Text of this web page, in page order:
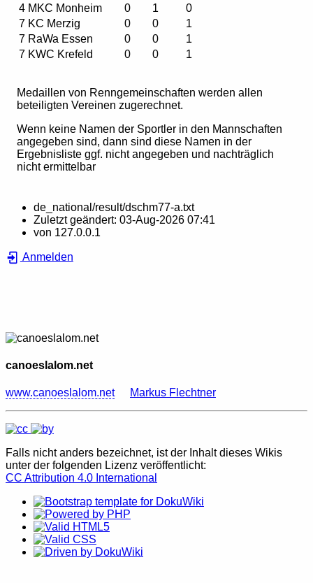
4 MKC Monheim 0 1
0
7 KC Merzig 0 0
1
7 RaWa Essen 0 0
1
7 KWC Krefeld 0 0 1
Medaillen von Renngemeinschaften werden allen
beteiligten Vereinen zugerechnet.
Wenn keine Namen der Sportler in den Mannschaften
angegeben sind, dann sind diese Namen in der
Ergebnisliste ggf. nicht angegeben und nachträglich
nicht ermittelbar
de_national/result/dschm77-a.txt
Zuletzt geändert: 03-Aug-2026 07:41
von 127.0.0.1
Anmelden
canoeslalom.net
www.canoeslalom.net Markus Flechtner
Falls nicht anders bezeichnet, ist der Inhalt dieses Wikis
unter der folgenden Lizenz veröffentlicht:
CC Attribution 4.0 International